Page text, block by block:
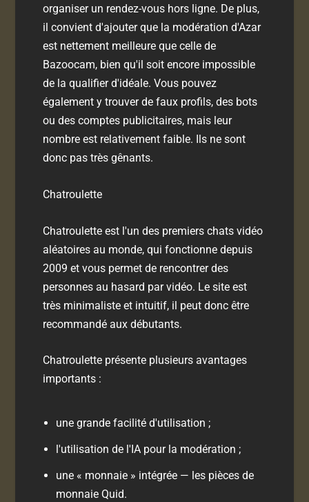
organiser un rendez-vous hors ligne. De plus,
il convient d'ajouter que la modération d'Azar
est nettement meilleure que celle de
Bazoocam, bien qu'il soit encore impossible
de la qualifier d'idéale. Vous pouvez
également y trouver de faux profils, des bots
ou des comptes publicitaires, mais leur
nombre est relativement faible. Ils ne sont
donc pas très gênants.
Chatroulette
Chatroulette est l'un des premiers chats vidéo
aléatoires au monde, qui fonctionne depuis
2009 et vous permet de rencontrer des
personnes au hasard par vidéo. Le site est
très minimaliste et intuitif, il peut donc être
recommandé aux débutants.
Chatroulette présente plusieurs avantages
importants :
une grande facilité d'utilisation ;
l'utilisation de l'IA pour la modération ;
une « monnaie » intégrée — les pièces de
monnaie Quid.